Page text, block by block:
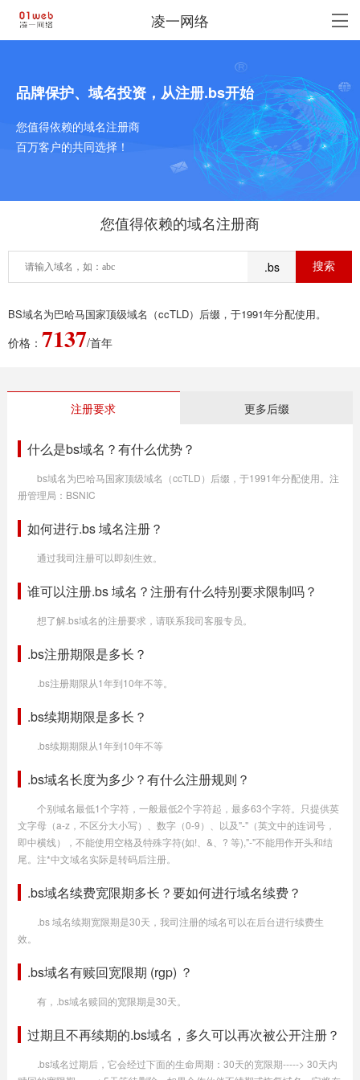
凌一网络
品牌保护、域名投资，从注册.bs开始
您值得依赖的域名注册商
百万客户的共同选择！
您值得依赖的域名注册商
.bs
BS域名为巴哈马国家顶级域名（ccTLD）后缀，于1991年分配使用。
价格： 7137/首年
注册要求 更多后缀
什么是bs域名？有什么优势？
bs域名为巴哈马国家顶级域名（ccTLD）后缀，于1991年分配使用。注
册管理局：BSNIC
如何进行.bs 域名注册？
通过我司注册可以即刻生效。
谁可以注册.bs 域名？注册有什么特别要求限制吗？
想了解.bs域名的注册要求，请联系我司客服专员。
.bs注册期限是多长？
.bs注册期限从1年到10年不等。
.bs续期期限是多长？
.bs续期期限从1年到10年不等
.bs域名长度为多少？有什么注册规则？
个别域名最低1个字符，一般最低2个字符起，最多63个字符。只提供英
文字母（a-z，不区分大小写）、数字（0-9）、以及"-"（英文中的连词号，
即中横线），不能使用空格及特殊字符(如!、&、? 等),"-"不能用作开头和结
尾。注*中文域名实际是转码后注册。
.bs域名续费宽限期多长？要如何进行域名续费？
.bs 域名续期宽限期是30天，我司注册的域名可以在后台进行续费生
效。
.bs域名有赎回宽限期 (rgp) ？
有，.bs域名赎回的宽限期是30天。
过期且不再续期的.bs域名，多久可以再次被公开注册？
.bs域名过期后，它会经过下面的生命周期：30天的宽限期-----> 30天内